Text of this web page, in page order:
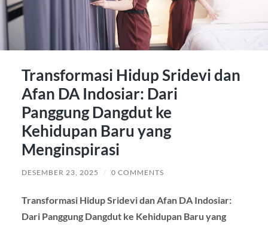
Transformasi Hidup Sridevi dan
Afan DA Indosiar: Dari
Panggung Dangdut ke
Kehidupan Baru yang
Menginspirasi
DESEMBER 23, 2025 / 0 COMMENTS
Transformasi Hidup Sridevi dan Afan DA Indosiar:
Dari Panggung Dangdut ke Kehidupan Baru yang